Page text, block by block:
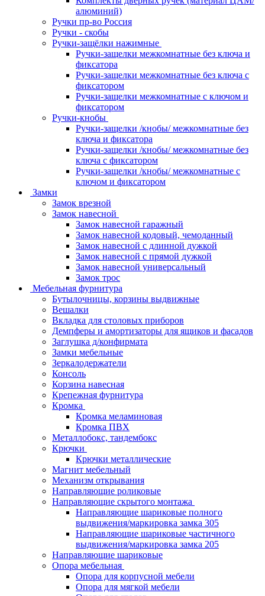
алюминий)
Ручки пр-во Россия
Ручки - скобы
Ручки-защёлки нажимные
Ручки-защелки межкомнатные без ключа и
фиксатора
Ручки-защелки межкомнатные без ключа с
фиксатором
Ручки-защелки межкомнатные с ключом и
фиксатором
Ручки-кнобы
Ручки-защелки /кнобы/ межкомнатные без
ключа и фиксатора
Ручки-защелки /кнобы/ межкомнатные без
ключа с фиксатором
Ручки-защелки /кнобы/ межкомнатные с
ключом и фиксатором
Замки
Замок врезной
Замок навесной
Замок навесной гаражный
Замок навесной кодовый, чемоданный
Замок навесной с длинной дужкой
Замок навесной с прямой дужкой
Замок навесной универсальный
Замок трос
Мебельная фурнитура
Бутылочницы, корзины выдвижные
Вешалки
Вкладка для столовых приборов
Демпферы и амортизаторы для ящиков и фасадов
Заглушка д/конфирмата
Замки мебельные
Зеркалодержатели
Консоль
Корзина навесная
Крепежная фурнитура
Кромка
Кромка меламиновая
Кромка ПВХ
Металлобокс, тандембокс
Крючки
Крючки металлические
Магнит мебельный
Механизм открывания
Направляющие роликовые
Направляющие скрытого монтажа
Направляющие шариковые полного
выдвижения/маркировка замка 305
Направляющие шариковые частичного
выдвижения/маркировка замка 205
Направляющие шариковые
Опора мебельная
Опора для корпусной мебели
Опора для мягкой мебели